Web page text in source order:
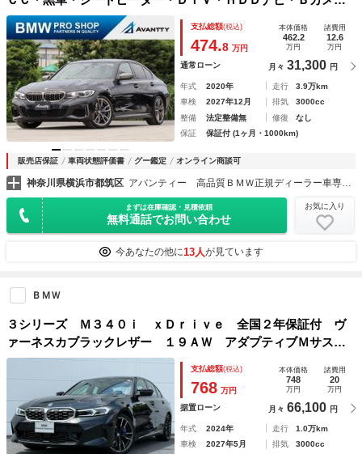
ラ・レーザーライト・１９インチＡＷ・ＰＤＣ・パドルシフ
ト・ＨａｒｍａｎＫａｒｄｏｎサラウンド・アダプティブＭサ
スペンション
支払総額(税込)
474.8 万円
本体価格
462.2
万円
諸費用
12.6
万円
通常ローン 月々 31,300 円
年式 2020年 走行
3.9万km
車検
2027年12月 排気
3000cc
整備
法定整備無 修復
なし
保証
保証付 (1ヶ月・1000km)
販売店保証 車両状態評価書 グー鑑定 オンライン商談可
神奈川県横浜市都筑区 アバンティー 高品質ＢＭＷ正規ディーラー車専門店
まずは在庫確認・見積依頼
無料通話でお問い合わせ
お気に入り
今あなたの他に13人が見ています
ＢＭＷ
３シリーズ Ｍ３４０ｉ ｘＤｒｉｖｅ 全国２年保証付 ヴ
ァーネスカブラックレザー １９ＡＷ アダプティブＭサスペ
ンション Ｍスポーツブレーキ シートヒーター ｈａｒｍａ
ｎ／ｋａｒｄｏｎ音響 地デジＴＶ ＡｐｐｌｅＣａｒＰｌａ
支払総額(税込)
768 万円
本体価格
748
万円
諸費用
20
万円
据置ローン 月々 66,100 円
年式 2024年 走行
1.0万km
車検
2027年5月 排気
3000cc